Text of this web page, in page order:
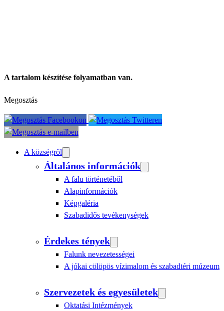
A tartalom készítése folyamatban van.
Megosztás
A községről
Általános információk
A falu történetéből
Alapinformációk
Képgaléria
Szabadidős tevékenységek
Érdekes tények
Falunk nevezetességei
A jókai cölöpös vízimalom és szabadtéri múzeum
Szervezetek és egyesületek
Oktatási Intézmények